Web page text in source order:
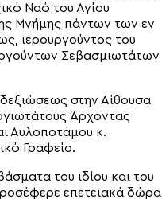
Ναό του Αγίου
Μνήμης πάντων των εν
ιερουργούντος του
Σεβασμιωτάτων
στην Αίθουσα
Άρχοντας
Αυλοποτάμου κ.
Γραφείο.
του ιδίου και του
επετειακά δώρα,